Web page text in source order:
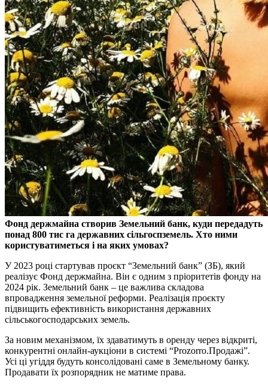
Фонд держмайна створив Земельний банк, куди передадуть
понад 800 тис га державних сільгоспземель. Хто ними
користуватиметься і на яких умовах?
У 2023 році стартував проєкт “Земельний банк” (ЗБ), який
реалізує Фонд держмайна. Він є одним з пріоритетів фонду на
2024 рік. Земельний банк – це важлива складова
впровадження земельної реформи. Реалізація проєкту
підвищить ефективність використання державних
сільськогосподарських земель.
За новим механізмом, їх здаватимуть в оренду через відкриті,
конкурентні онлайн-аукціони в системі “Prozorro.Продажі”.
Усі ці угіддя будуть консолідовані саме в Земельному банку.
Продавати їх розпорядник не матиме права.